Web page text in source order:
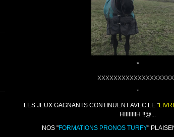
*
*
LES JEUX GAGNANTS CONTINUENT AVEC LE "
HIIIIIIIIH !!@...
NOS "FORMATIONS PRONOS TURFY"